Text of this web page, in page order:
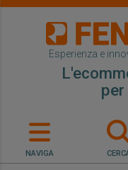
Esperienza e
NAVIGA